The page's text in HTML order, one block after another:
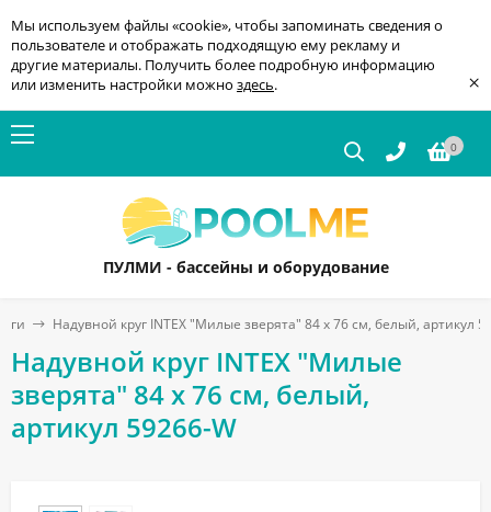
Мы используем файлы «cookie», чтобы запоминать сведения о
пользователе и отображать подходящую ему рекламу и
другие материалы. Получить более подробную информацию
или изменить настройки можно здесь. ×
0
ПУЛМИ - бассейны и оборудование
Надувной круг INTEX "Милые зверята" 84 x 76 см, белый, артикул
Надувной круг INTEX "Милые
зверята" 84 x 76 см, белый,
артикул 59266-W